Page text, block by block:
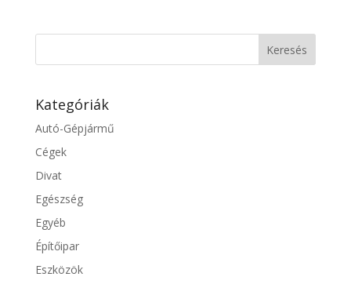
Kategóriák
Autó-Gépjármű
Cégek
Divat
Egészség
Egyéb
Építőipar
Eszközök